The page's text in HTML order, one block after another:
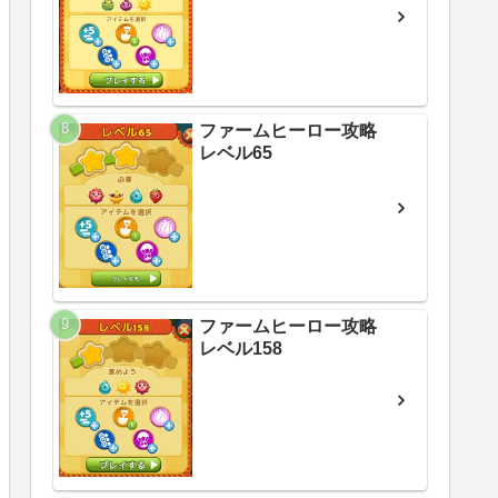
ファームヒーロー攻略
レベル65
ファームヒーロー攻略
レベル158